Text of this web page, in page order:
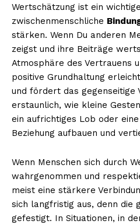
Wertschätzung ist ein
zwischenmenschliche
stärken. Wenn Du anderen
zeigst und ihre Beiträge
Atmosphäre des Vertrauens
positive Grundhaltung
und fördert das gegenseitige
erstaunlich, wie kleine
ein aufrichtiges Lob oder
Beziehung aufbauen und
Wenn Menschen sich durch
wahrgenommen und
meist eine stärkere
sich langfristig aus, denn die
gefestigt. In Situationen, in